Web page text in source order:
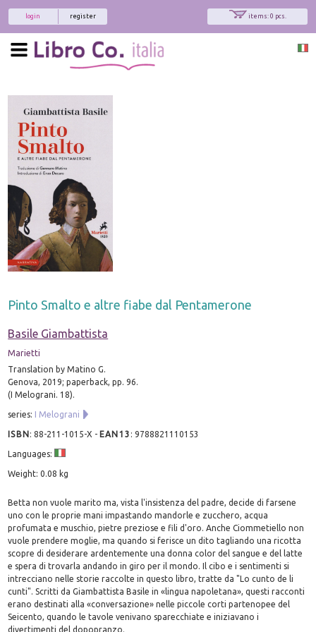
items: 0 pcs.
register
login
Pinto Smalto e altre fiabe dal Pentamerone
Basile Giambattista
Marietti
Translation by Matino G.
Genova, 2019; paperback, pp. 96.
(I Melograni. 18).
series: I Melograni
ISBN:88-211-1015-X - EAN13 :9788821110153
Languages:
Weight: 0.08 kg
Betta non vuole marito ma, vista l'insistenza del padre, decide di farsene
uno con le proprie mani impastando mandorle e zucchero, acqua
profumata e muschio, pietre preziose e fili d'oro. Anche Ciommetiello non
vuole prendere moglie, ma quando si ferisce un dito tagliando una ricotta
scopre di desiderare ardentemente una donna color del sangue e del latte
e spera di trovarla andando in giro per il mondo. Il cibo e i sentimenti si
intrecciano nelle storie raccolte in questo libro, tratte da "Lo cunto de li
cunti". Scritti da Giambattista Basile in «lingua napoletana», questi racconti
erano destinati alla «conversazione» nelle piccole corti partenopee del
Seicento, quando le tavole venivano sparecchiate e iniziavano i
divertimenti del dopopranzo.